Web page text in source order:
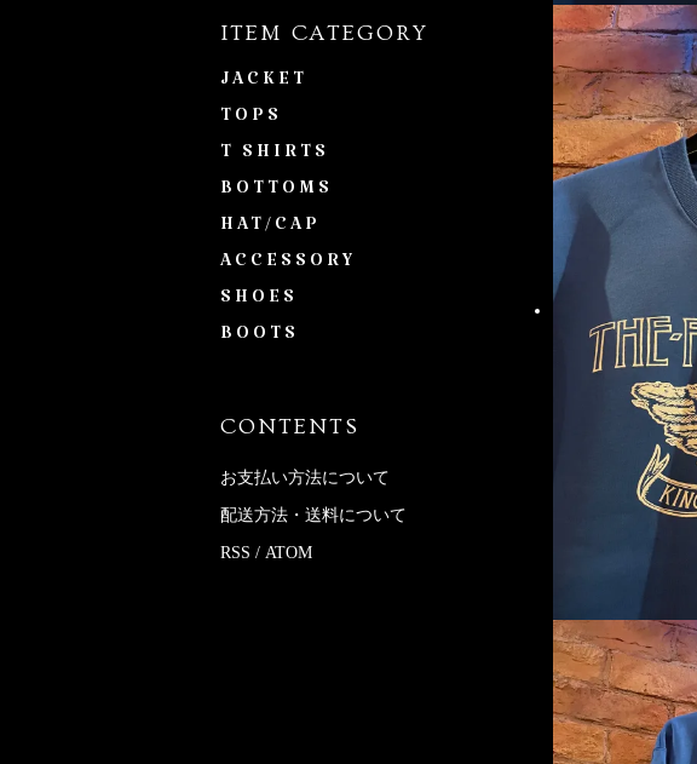
ITEM CATEGORY
JACKET
TOPS
T SHIRTS
BOTTOMS
HAT/CAP
ACCESSORY
SHOES
BOOTS
CONTENTS
お支払い方法について
配送方法・送料について
RSS / ATOM